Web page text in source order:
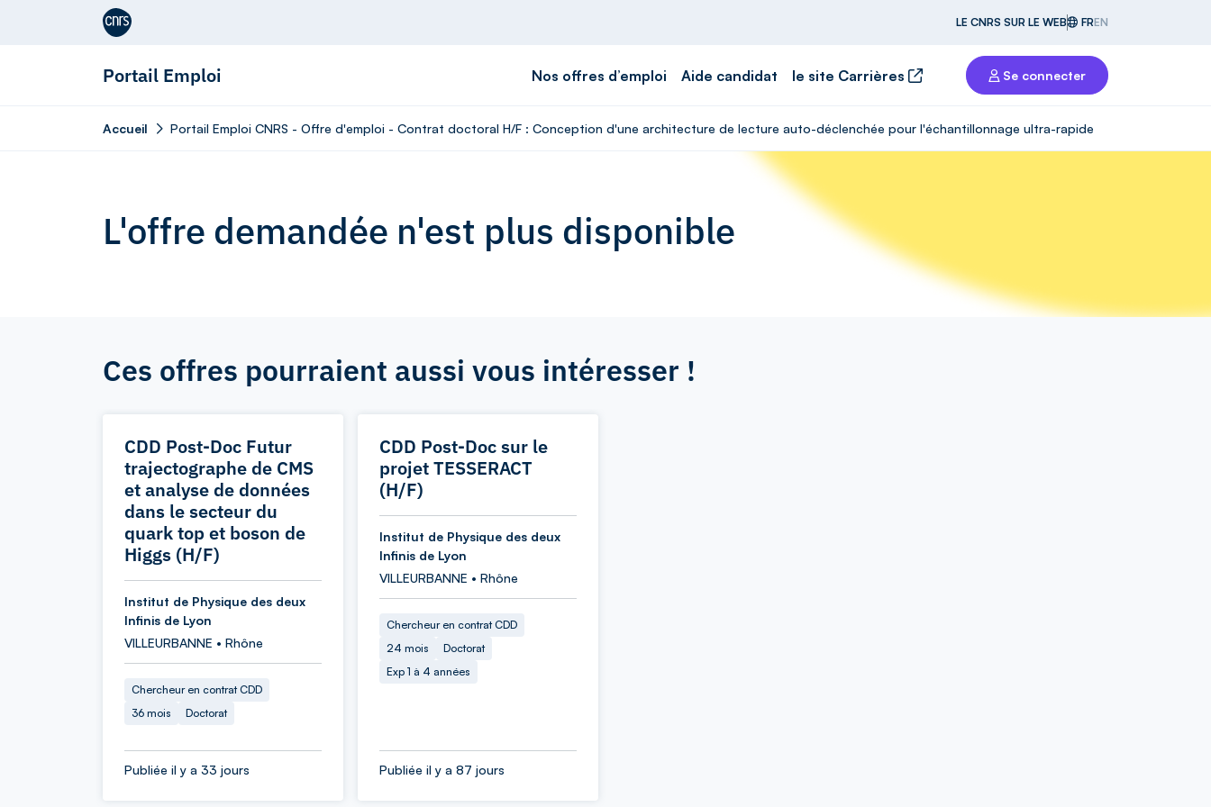
Aller au contenu
LE CNRS SUR LE WEB FREN
Portail Emploi Nos offres d’emploi Aide candidat le site Carrières Se connecter
Accueil Portail Emploi CNRS - Offre d'emploi - Contrat doctoral H/F : Conception d'une architecture de lecture auto-déclenchée pour l'échantillonnage ultra-rapide
L'offre demandée n'est plus disponible
Ces offres pourraient aussi vous intéresser !
CDD Post-Doc Futur
trajectographe de CMS
et analyse de données
dans le secteur du
quark top et boson de
Higgs (H/F)
Institut de Physique des deux
Infinis de Lyon
VILLEURBANNE • Rhône
Chercheur en contrat CDD
36 mois
Doctorat
Publiée il y a 33 jours
CDD Post-Doc sur le
projet TESSERACT
(H/F)
Institut de Physique des deux
Infinis de Lyon
VILLEURBANNE • Rhône
Chercheur en contrat CDD
24 mois
Doctorat
Exp 1 à 4 années
Publiée il y a 87 jours